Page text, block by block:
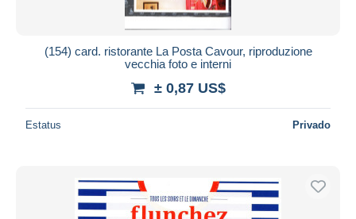
(154) card. ristorante La Posta Cavour, riproduzione
vecchia foto e interni
± 0,87 US$
Estatus Privado